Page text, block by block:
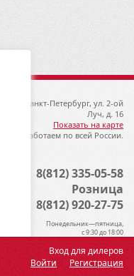
Вход для дилеров
Войти Регистрация
192019, Санкт-Петербург, ул. 2-ой
Луч, д. 16
Показать на карте
Мы работаем по всей России.
8(812) 335-05-58
Розница
8(812) 920-27-75
Понедельник—пятница,
с 9:30 до 18:00